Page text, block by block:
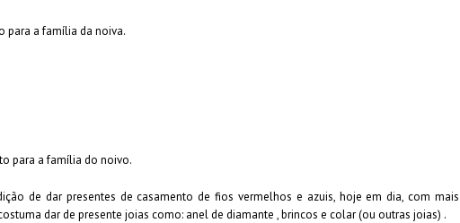
para a família da noiva.
para a família do noivo.
de dar presentes de casamento de fios vermelhos e azuis, hoje em dia, com mais
dar de presente joias como: anel de diamante , brincos e colar (ou outras joias) .